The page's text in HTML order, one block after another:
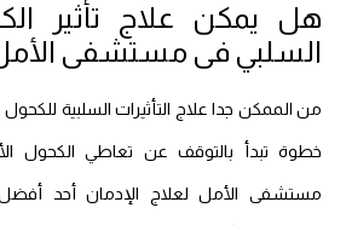
هل يمكن علاج تأثير
السلبي فى مستشفى
من الممكن جدا علاج التأثيرات السلبية للكحول
خطوة تبدأ بالتوقف عن تعاطي الكحول
مستشفى الأمل لعلاج الإدمان أحد